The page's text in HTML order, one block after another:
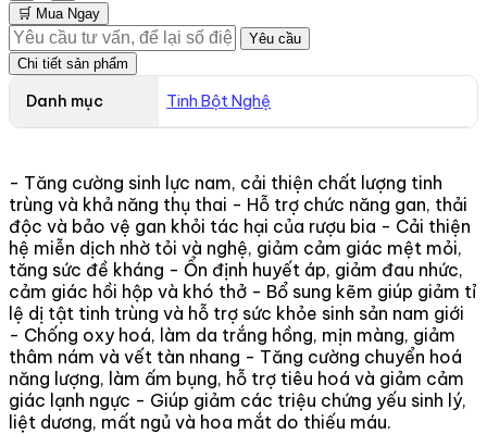
🛒 Mua Ngay
Yêu cầu
Chi tiết sản phẩm
Danh mục Tinh Bột Nghệ
- Tăng cường sinh lực nam, cải thiện chất lượng tinh
trùng và khả năng thụ thai - Hỗ trợ chức năng gan, thải
độc và bảo vệ gan khỏi tác hại của rượu bia - Cải thiện
hệ miễn dịch nhờ tỏi và nghệ, giảm cảm giác mệt mỏi,
tăng sức đề kháng - Ổn định huyết áp, giảm đau nhức,
cảm giác hồi hộp và khó thở - Bổ sung kẽm giúp giảm tỉ
lệ dị tật tinh trùng và hỗ trợ sức khỏe sinh sản nam giới
- Chống oxy hoá, làm da trắng hồng, mịn màng, giảm
thâm nám và vết tàn nhang - Tăng cường chuyển hoá
năng lượng, làm ấm bụng, hỗ trợ tiêu hoá và giảm cảm
giác lạnh ngực - Giúp giảm các triệu chứng yếu sinh lý,
liệt dương, mất ngủ và hoa mắt do thiếu máu.